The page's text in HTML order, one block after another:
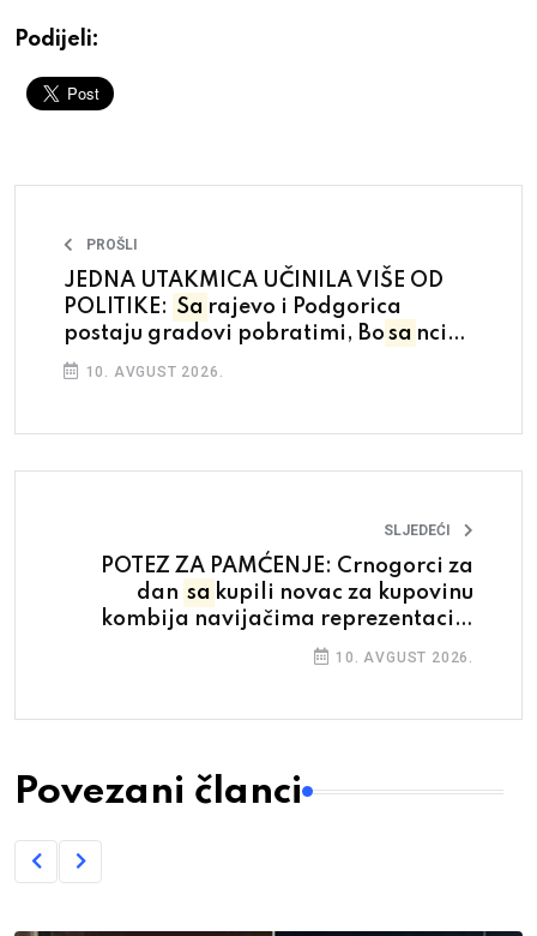
Podijeli:
PROŠLI
JEDNA UTAKMICA UČINILA VIŠE OD
POLITIKE: Sa rajevo i Podgorica
postaju gradovi pobratimi, Bo sa nci
će ljetovati u Crnoj Gori
10. AVGUST 2026.
SLJEDEĆI
POTEZ ZA PAMĆENJE: Crnogorci za
dan sa kupili novac za kupovinu
kombija navijačima reprezentacije
10. AVGUST 2026.
Povezani članci